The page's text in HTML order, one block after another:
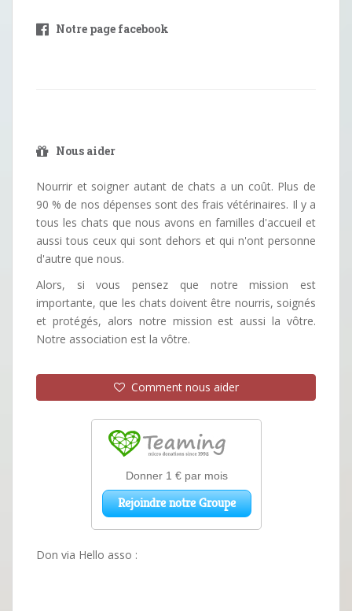
Notre page facebook
Nous aider
Nourrir et soigner autant de chats a un coût. Plus de
90 % de nos dépenses sont des frais vétérinaires. Il y a
tous les chats que nous avons en familles d'accueil et
aussi tous ceux qui sont dehors et qui n'ont personne
d'autre que nous.
Alors, si vous pensez que notre mission est
importante, que les chats doivent être nourris, soignés
et protégés, alors notre mission est aussi la vôtre.
Notre association est la vôtre.
Comment nous aider
Don via Hello asso :